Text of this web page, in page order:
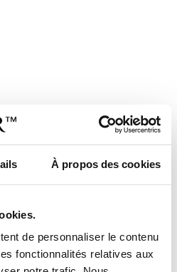
À propos des cookies
de personnaliser le contenu
fonctionnalités relatives aux